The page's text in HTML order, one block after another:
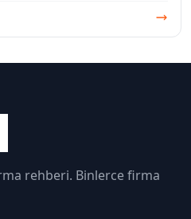
rehberi. Binlerce firma